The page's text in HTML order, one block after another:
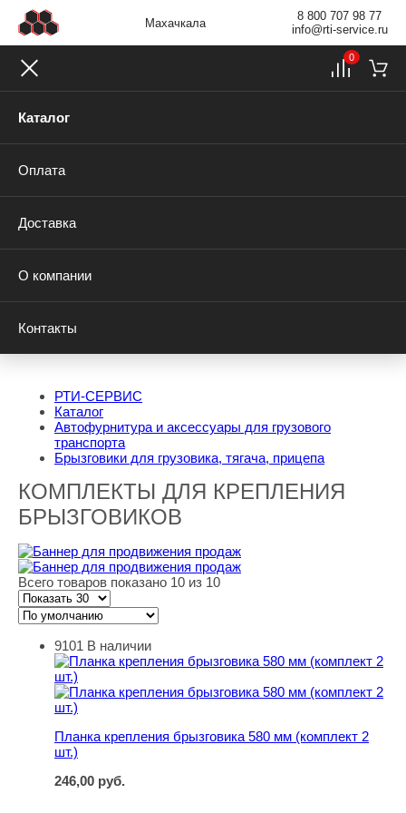
Махачкала
8 800 707 98 77
info@rti-service.ru
Каталог
Оплата
Доставка
О компании
Контакты
0
РТИ-СЕРВИС
Каталог
Автофурнитура и аксессуары для грузового
транспорта
Брызговики для грузовика, тягача, прицепа
КОМПЛЕКТЫ ДЛЯ КРЕПЛЕНИЯ
БРЫЗГОВИКОВ
Всего товаров показано 10 из 10
Планка крепления брызговика 580 мм (комплект 2 шт.)
9101 В наличии
Планка крепления брызговика 580 мм (комплект 2
шт.)
246,00 руб.